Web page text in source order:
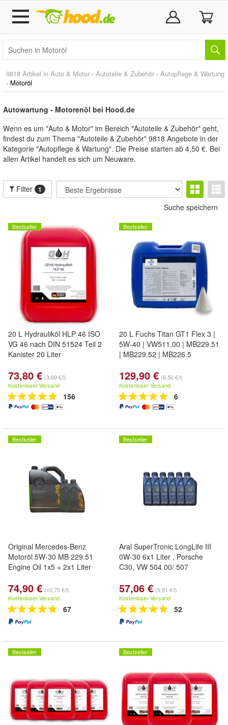
9818 Artikel in Auto & Motor › Autoteile & Zubehör › Autopflege & Wartung
› Motoröl
Autowartung - Motorenöl bei Hood.de
Wenn es um "Auto & Motor" im Bereich "Autoteile & Zubehör" geht,
findest du zum Thema "Autoteile & Zubehör" 9818 Angebote in der
Kategorie "Autopflege & Wartung". Die Preise starten ab 4,50 €. Bei
allen Artikel handelt es sich um Neuware.
Filter 1
Suche speichern
Bestseller
20 L Hydrauliköl HLP 46 ISO
VG 46 nach DIN 51524 Teil 2
Kanister 20 Liter
73,80 € (3,69 €/l)
Kostenloser Versand
156
Bestseller
20 L Fuchs Titan GT1 Flex 3 |
5W-40 | VW511.00 | MB229.51
| MB229.52 | MB226.5
129,90 € (6,50 €/l)
Kostenloser Versand
6
Bestseller
Original Mercedes-Benz
Motoröl 5W-30 MB 229.51
Engine Oil 1x5 + 2x1 Liter
74,90 € (10,70 €/l)
Kostenloser Versand
67
Bestseller
Aral SuperTronic LongLife III
0W-30 6x1 Liter , Porsche
C30, VW 504 00/ 507
57,06 € (9,51 €/l)
Kostenloser Versand
52
Bestseller Bestseller